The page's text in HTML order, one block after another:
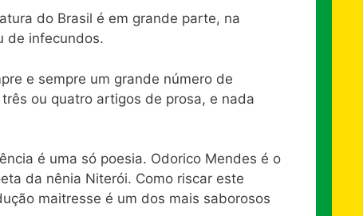
do Brasil é em grande parte, na
de infecundos.
e sempre um grande número de
ou quatro artigos de prosa, e nada
é uma só poesia. Odorico Mendes é o
da nênia Niterói. Como riscar este
maitresse é um dos mais saborosos